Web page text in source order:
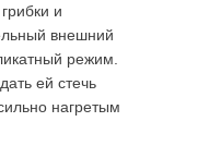
и
внешний
режим.
ей стечь
нагретым